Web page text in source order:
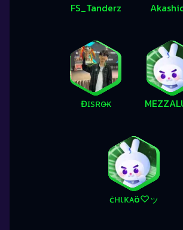
FS_Tanderz
Đɪѕʀᴏ̶ᴋ
ċнικᴀö♡ッ